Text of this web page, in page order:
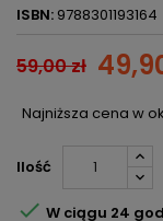
ISBN: 9788301193164
59,00 zł
Najniższa cena w
Ilość
 W ciągu 24